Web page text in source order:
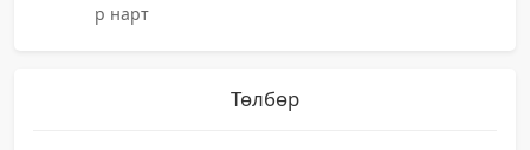
р нарт
Төлбөр